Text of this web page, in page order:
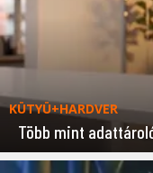
KÜTYÜ+HARDVER
Több mint